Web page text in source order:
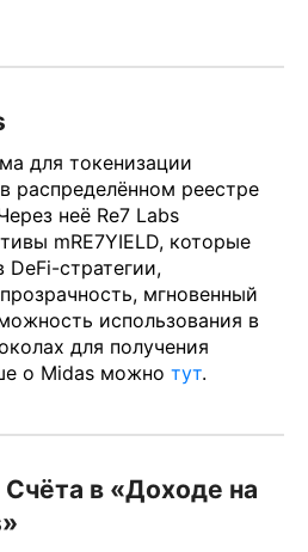
для токенизации
распределённом реестре
неё Re7 Labs
mRE7YIELD, которые
стратегии,
мгновенный
использования в
для получения
о Midas можно тут.
Счёта в «Доходе на